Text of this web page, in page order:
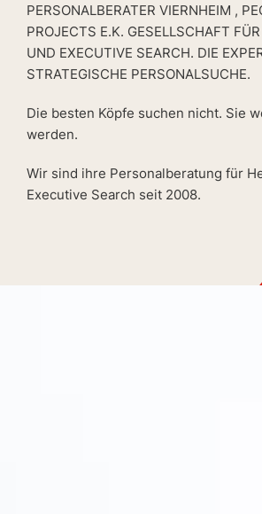
PERSONALBERATER VIERNHEIM ,
PROJECTS E.K. GESELLSCHAFT
UND EXECUTIVE SEARCH. DIE
STRATEGISCHE PERSONALSUCHE.
Die besten Köpfe suchen nicht. Sie
werden.
Wir sind ihre Personalberatung für
Executive Search seit 2008.